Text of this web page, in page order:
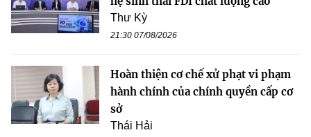
Thư Kỳ
21:30 07/08/2026
Hoàn thiện cơ chế xử phạt vi phạm
hành chính của chính quyền cấp cơ
sở
Thái Hải